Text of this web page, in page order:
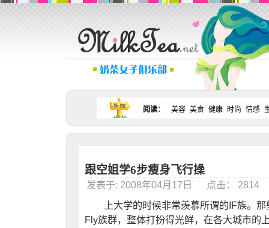
阅读： 美容 美食 健康 时尚 情感
跟空姐学6步瘦身飞行操
发表于: 2008年04月17日 点击： 2814
上大学的时候非常羡慕所谓的IF族。那
Fly族群，整体打扮得光鲜，在各大城市的